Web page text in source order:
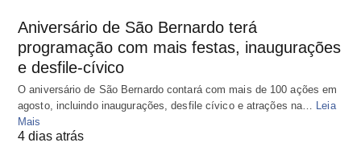
Aniversário de São Bernardo terá
programação com mais festas, inaugurações
e desfile-cívico
O aniversário de São Bernardo contará com mais de 100 ações em
agosto, incluindo inaugurações, desfile cívico e atrações na…
Leia
Mais
4 dias atrás